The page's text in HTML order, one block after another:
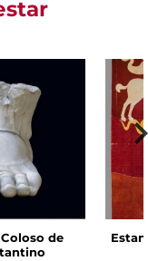
de